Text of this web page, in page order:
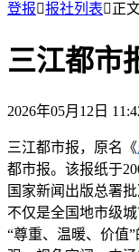
登报报社列表正
三江都市
2026年05月12日
三江都市报，原名《
都市报。该报纸于
国家新闻出版总署
不仅是全国地市级
“尊重、温暖、价值